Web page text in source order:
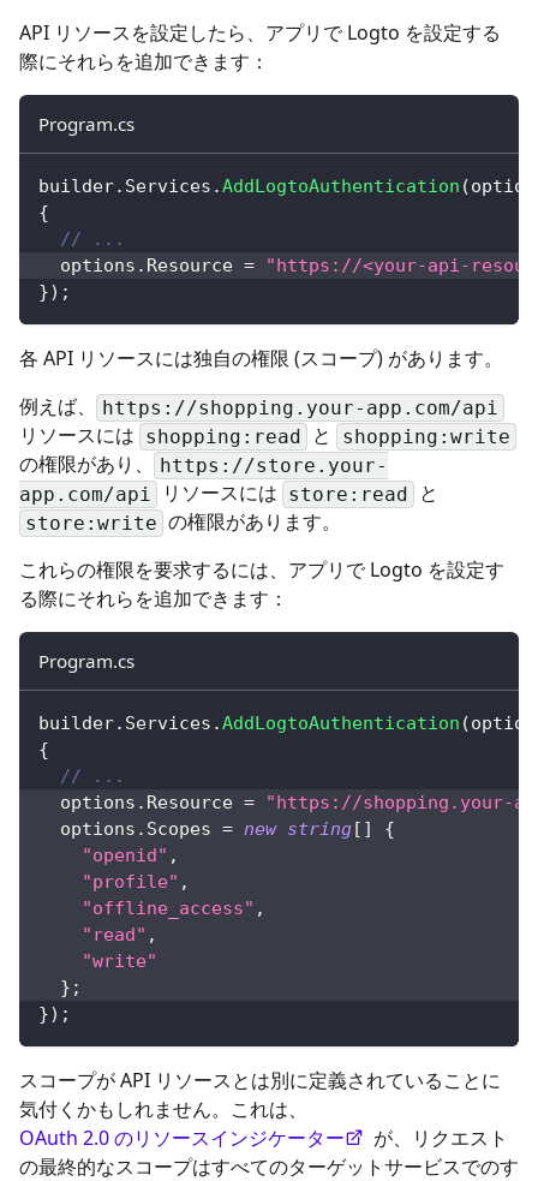
API リソースを設定したら、アプリで Logto を設定する
際にそれらを追加できます：
Program.cs
builder. Services .AddLogtoAuthentication (
{
// ...
  options
. Resource =
"https://<your-api-
}) ;
各 API リソースには独自の権限 (スコープ) があります。
例えば、
https://shopping.your-app.com/api
リソースには shopping:read と shopping:write
の権限があり、
https://store.your-
app.com/api
リソースには store:read と
store:write の権限があります。
これらの権限を要求するには、アプリで Logto を設定す
る際にそれらを追加できます：
Program.cs
builder. Services .AddLogtoAuthentication (
{
// ...
  options
. Resource =
"https://shopping.your-
  options
. Scopes = new string[ ]
{
"openid" ,
"profile" ,
"offline_access" ,
"read" ,
"write"
} ;
}) ;
スコープが API リソースとは別に定義されていることに
気付くかもしれません。これは、
OAuth 2.0 のリソースインジケーター
が、リクエスト
の最終的なスコープはすべてのターゲットサービスでのす